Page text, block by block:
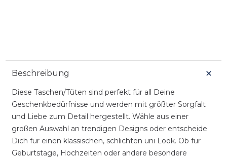
Beschreibung
Diese Taschen/Tüten sind perfekt für all Deine
Geschenkbedürfnisse und werden mit größter Sorgfalt
und Liebe zum Detail hergestellt. Wähle aus einer
großen Auswahl an trendigen Designs oder entscheide
Dich für einen klassischen, schlichten uni Look. Ob für
Geburtstage, Hochzeiten oder andere besondere